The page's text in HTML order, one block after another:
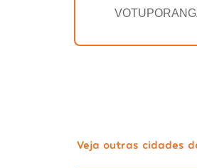
Veja outras cidades